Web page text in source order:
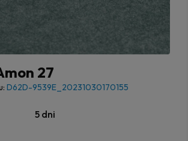
27
D62D-9539E_20231030170155
5 dni